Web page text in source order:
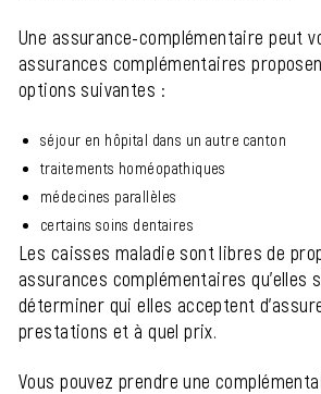
Une assurance-complémentaire peut
assurances complémentaires
options suivantes :
séjour en hôpital dans un autre canton
traitements homéopathiques
médecines parallèles
certains soins dentaires
Les caisses maladie sont libres de
assurances complémentaires qu'elles
déterminer qui elles acceptent
prestations et à quel prix.
Vous pouvez prendre une